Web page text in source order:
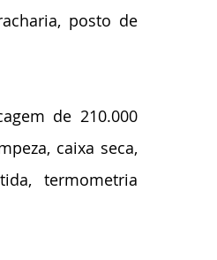
posto de
de 210.000
caixa seca,
termometria